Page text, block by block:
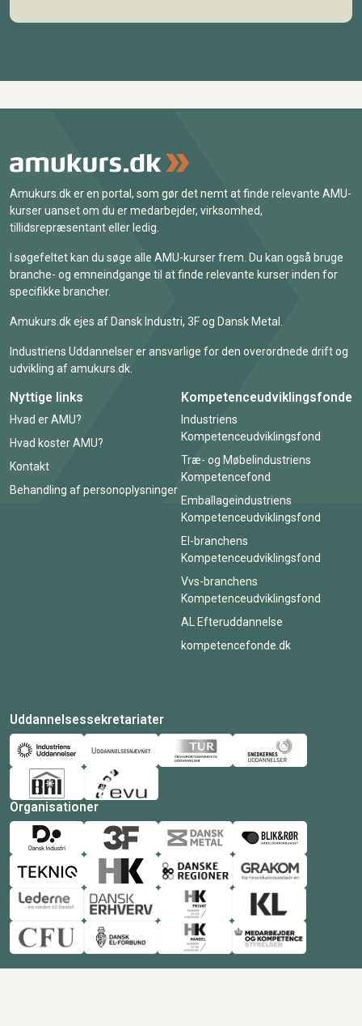
Amukurs.dk er en portal, som gør det nemt at finde relevante AMU-
kurser uanset om du er medarbejder, virksomhed,
tillidsrepræsentant eller ledig.
I søgefeltet kan du søge alle AMU-kurser frem. Du kan også bruge
branche- og emneindgange til at finde relevante kurser inden for
specifikke brancher.
Amukurs.dk ejes af Dansk Industri, 3F og Dansk Metal.
Industriens Uddannelser er ansvarlige for den overordnede drift og
udvikling af amukurs.dk.
Nyttige links
Hvad er AMU?
Hvad koster AMU?
Kontakt
Behandling af personoplysninger
Kompetenceudviklingsfonde
Industriens
Kompetenceudviklingsfond
Træ- og Møbelindustriens
Kompetencefond
Emballageindustriens
Kompetenceudviklingsfond
El-branchens
Kompetenceudviklingsfond
Vvs-branchens
Kompetenceudviklingsfond
AL Efteruddannelse
kompetencefonde.dk
Uddannelsessekretariater
Organisationer